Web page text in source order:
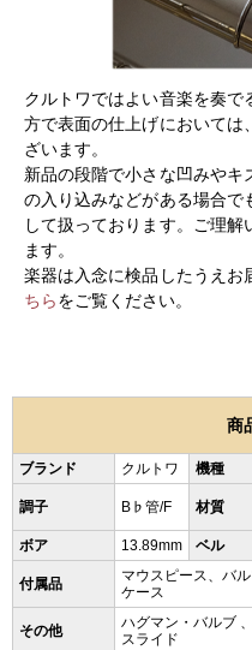
クルトワではよい音楽を奏
方で表面の仕上げにおいては
ざいます。
新品の段階で小さな凹みやキ
の入り込みなどがある場合で
して扱っております。ご理
ます。
楽器は入念に検品したうえお
ちらをご覧ください。
商
ブランド クルトワ 機種
調子 B♭管/F 材質
ボア
13.89mm ベル
付属品
マウスピース、バ
ケース
その他
ハグマン・バルブ
スライド